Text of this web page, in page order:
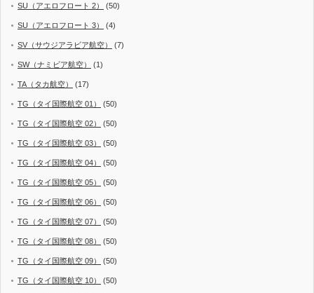
SU（アエロフロート 2） (50)
SU（アエロフロート 3） (4)
SV（サウジアラビア航空） (7)
SW（ナミビア航空） (1)
TA（タカ航空） (17)
TG（タイ国際航空 01） (50)
TG（タイ国際航空 02） (50)
TG（タイ国際航空 03） (50)
TG（タイ国際航空 04） (50)
TG（タイ国際航空 05） (50)
TG（タイ国際航空 06） (50)
TG（タイ国際航空 07） (50)
TG（タイ国際航空 08） (50)
TG（タイ国際航空 09） (50)
TG（タイ国際航空 10） (50)